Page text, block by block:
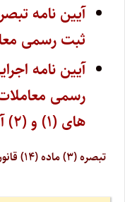
ثبت رسمی
رسمی
های (۱) و (۲) آن
تبصره